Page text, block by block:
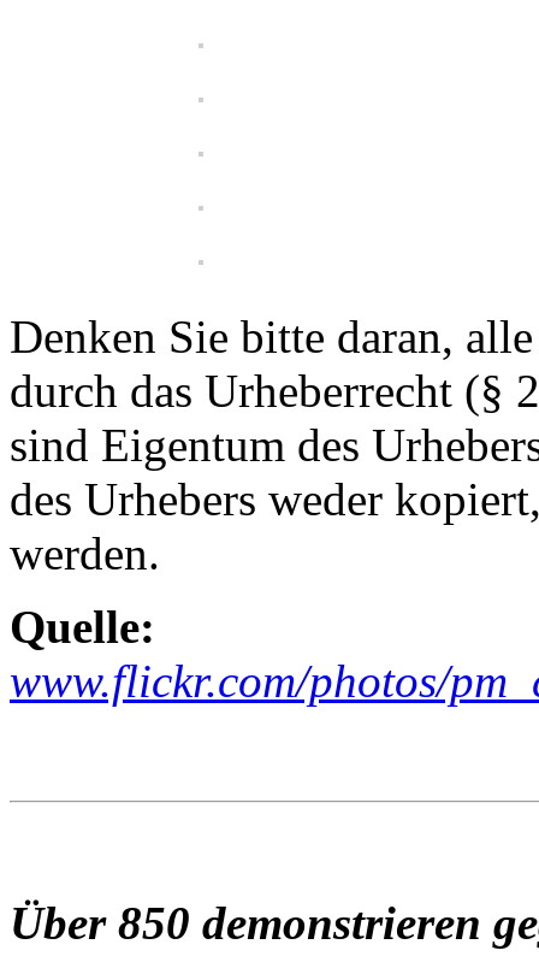
Denken Sie bitte daran,
durch das Urheberrecht (§
sind Eigentum des
des Urhebers weder
werden.
Quelle:
www.flickr.com/photos/
Über 850 demonstrieren